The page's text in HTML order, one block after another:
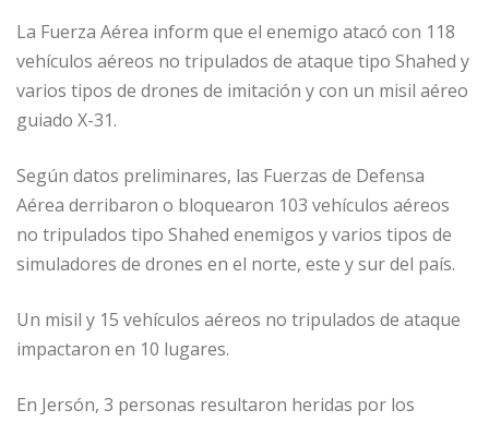
La Fuerza Aérea inform que el enemigo atacó con 118
vehículos aéreos no tripulados de ataque tipo Shahed y
varios tipos de drones de imitación y con un misil aéreo
guiado X-31.
Según datos preliminares, las Fuerzas de Defensa
Aérea derribaron o bloquearon 103 vehículos aéreos
no tripulados tipo Shahed enemigos y varios tipos de
simuladores de drones en el norte, este y sur del país.
Un misil y 15 vehículos aéreos no tripulados de ataque
impactaron en 10 lugares.
En Jersón, 3 personas resultaron heridas por los